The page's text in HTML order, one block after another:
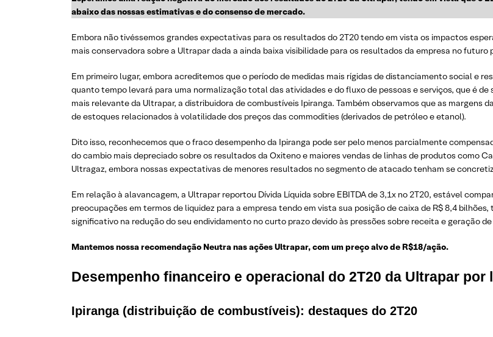
abaixo das nossas estimativas e do consenso de mercado.
Embora não tivéssemos grandes expectativas para os resultados do 2T20 tendo em vista os impactos
mais conservadora sobre a Ultrapar dada a ainda baixa visibilidade para os resultados da empresa no futuro
Em primeiro lugar, embora acreditemos que o período de medidas mais rígidas de distanciamento social e
quanto tempo levará para uma normalização total das atividades e do fluxo de pessoas e serviços, que é
mais relevante da Ultrapar, a distribuidora de combustíveis Ipiranga. Também observamos que as margens
de estoques relacionados à volatilidade dos preços das commodities (derivados de petróleo e etanol).
Dito isso, reconhecemos que o fraco desempenho da Ipiranga pode ser pelo menos parcialmente
do cambio mais depreciado sobre os resultados da Oxiteno e maiores vendas de linhas de produtos como
Ultragaz, embora nossas expectativas de menores resultados no segmento de atacado tenham se
Em relação à alavancagem, a Ultrapar reportou Dívida Líquida sobre EBITDA de 3,1x no 2T20, estável
preocupações em termos de liquidez para a empresa tendo em vista sua posição de caixa de R$ 8,4
significativo na redução do seu endividamento no curto prazo devido às pressões sobre receita e geração
Mantemos nossa recomendação Neutra nas ações Ultrapar, com um preço alvo de R$18/ação.
Desempenho financeiro e operacional do 2T20 da Ultrapar por
Ipiranga (distribuição de combustíveis): destaques do 2T20